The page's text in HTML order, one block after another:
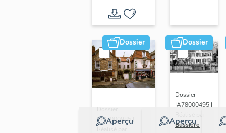
Dossier
Aperçu
Dossier
IA78000985 |
Dossier
Aperçu
Dossier
IA78000495 |
Bussière